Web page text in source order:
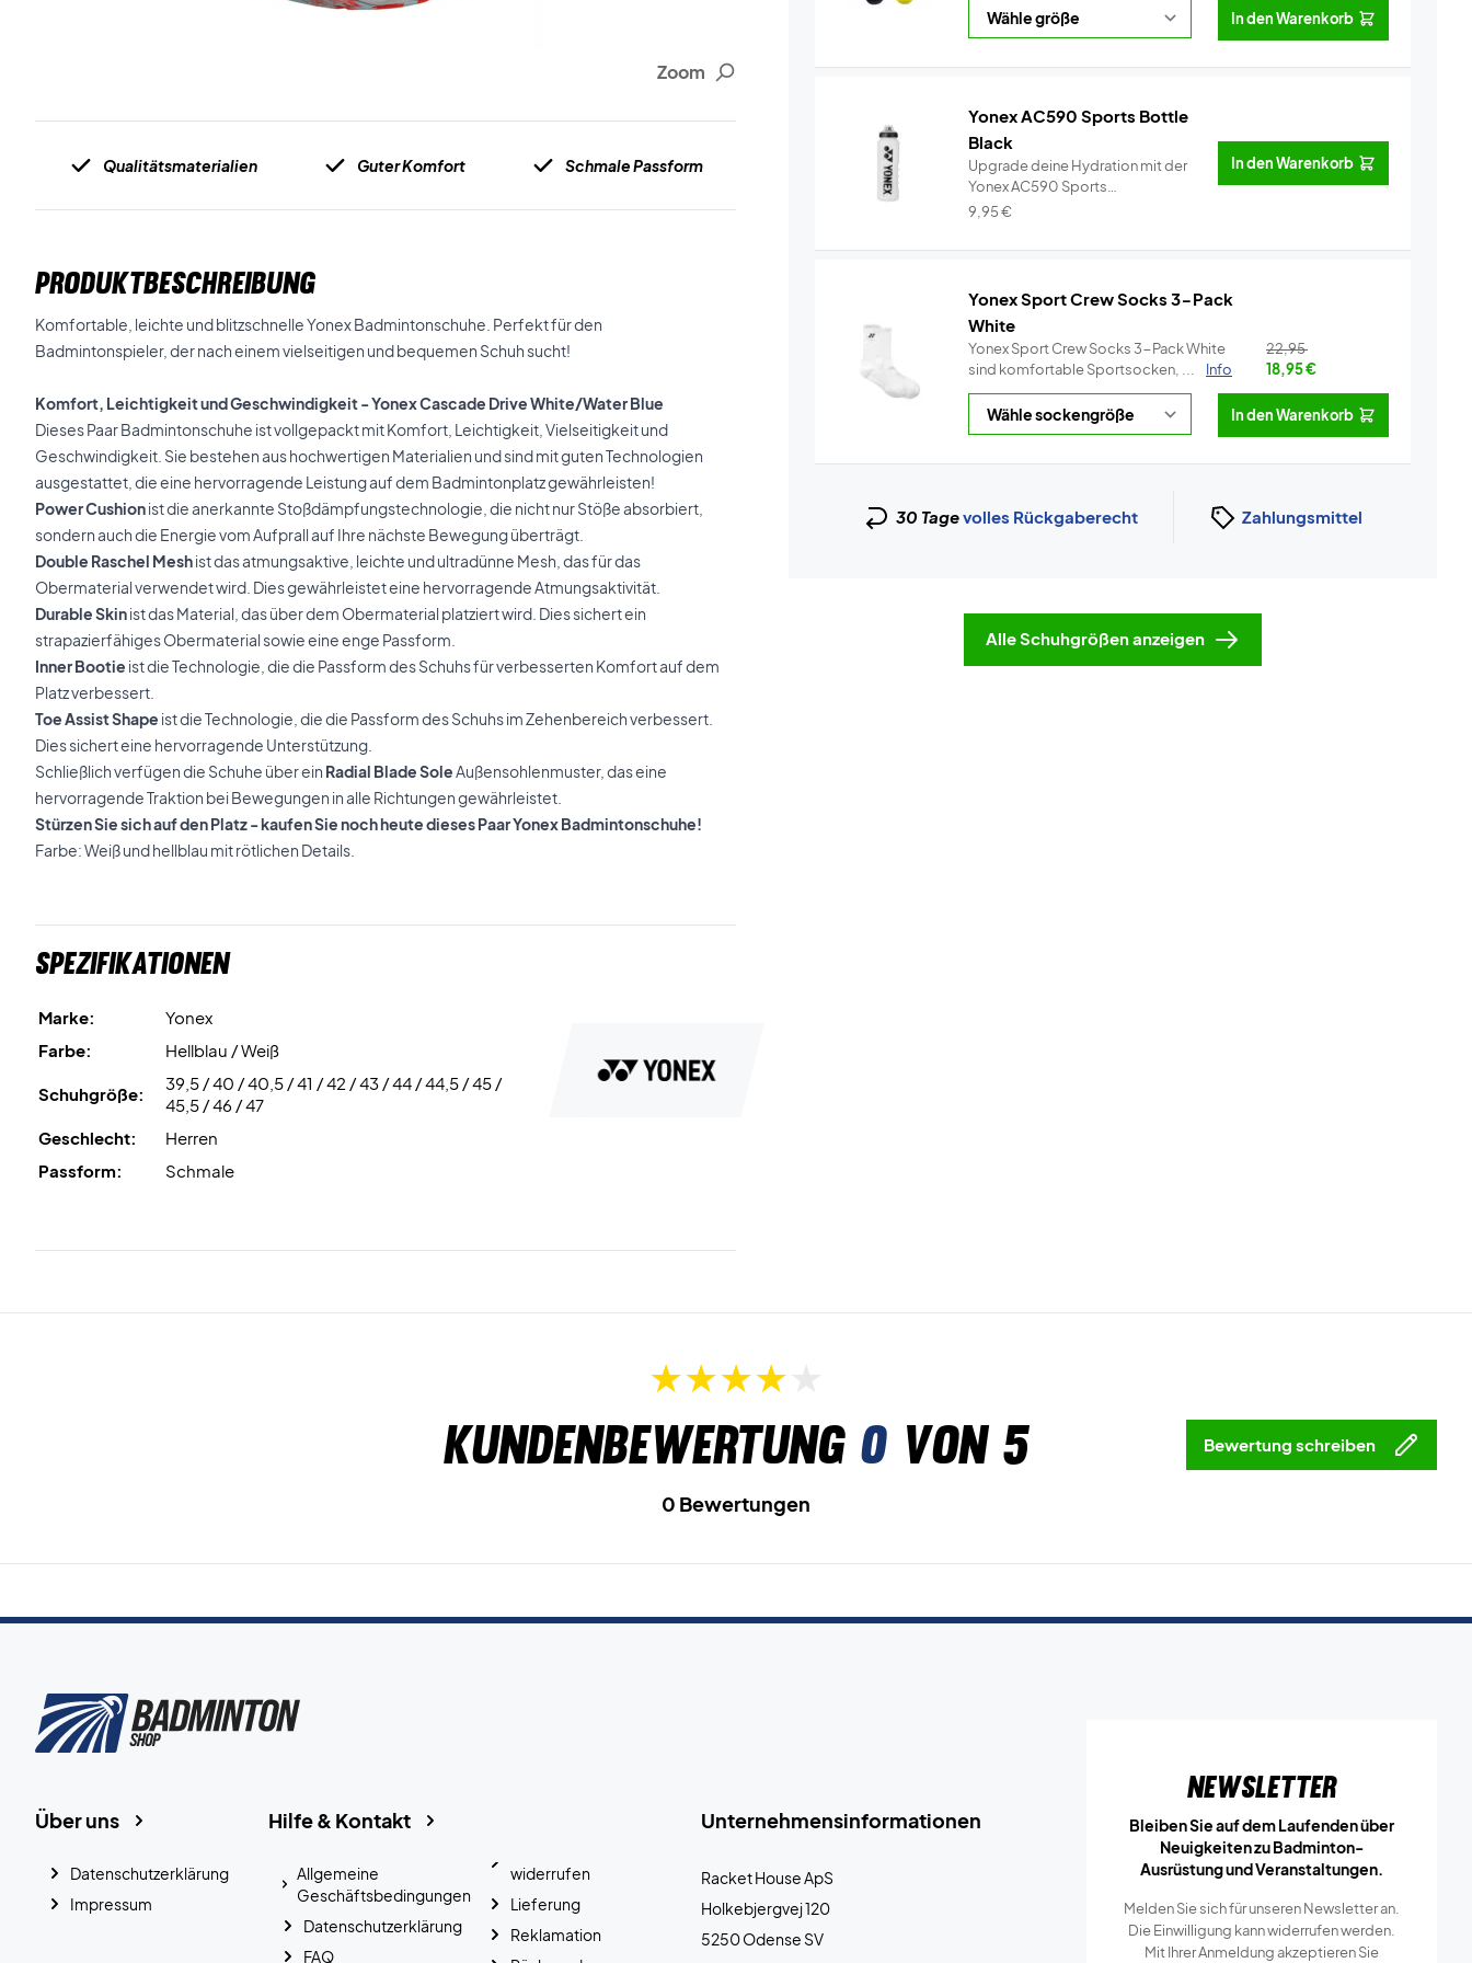
Zoom
Qualitätsmaterialien Guter Komfort Schmale Passform
PRODUKTBESCHREIBUNG
Komfortable, leichte und blitzschnelle Yonex Badmintonschuhe. Perfekt für den
Badmintonspieler, der nach einem vielseitigen und bequemen Schuh sucht!
Komfort, Leichtigkeit und Geschwindigkeit - Yonex Cascade Drive White/Water Blue
Dieses Paar Badmintonschuhe ist vollgepackt mit Komfort, Leichtigkeit, Vielseitigkeit und
Geschwindigkeit. Sie bestehen aus hochwertigen Materialien und sind mit guten Technologien
ausgestattet, die eine hervorragende Leistung auf dem Badmintonplatz gewährleisten!
Power Cushionist die anerkannte Stoßdämpfungstechnologie, die nicht nur Stöße absorbiert,
sondern auch die Energie vom Aufprall auf Ihre nächste Bewegung überträgt.
Double Raschel Meshist das atmungsaktive, leichte und ultradünne Mesh, das für das
Obermaterial verwendet wird. Dies gewährleistet eine hervorragende Atmungsaktivität.
Durable Skinist das Material, das über dem Obermaterial platziert wird. Dies sichert ein
strapazierfähiges Obermaterial sowie eine enge Passform.
Inner Bootie ist die Technologie, die die Passform des Schuhs für verbesserten Komfort auf dem
Platz verbessert.
Toe Assist Shape ist die Technologie, die die Passform des Schuhs im Zehenbereich verbessert.
Dies sichert eine hervorragende Unterstützung.
Schließlich verfügen die Schuhe über ein Radial Blade SoleAußensohlenmuster, das eine
hervorragende Traktion bei Bewegungen in alle Richtungen gewährleistet.
Stürzen Sie sich auf den Platz - kaufen Sie noch heute dieses Paar Yonex Badmintonschuhe!
Farbe: Weiß und hellblau mit rötlichen Details.
Spezifikationen
Marke:
Yonex
Farbe:
Hellblau / Weiß
Schuhgröße:
39,5 / 40 / 40,5 / 41 / 42 / 43 / 44 / 44,5 / 45 /
45,5 / 46 / 47
Geschlecht:
Herren
Passform:
Schmale
In den Warenkorb
Yonex AC590 Sports Bottle
Black
Upgrade deine Hydration mit der
Yonex AC590 Sports
Trinkflasche.Bl...
9,95€
In den Warenkorb
Yonex Sport Crew Socks 3-Pack
White
Yonex Sport Crew Socks 3-Pack White
sind komfortable Sportsocken, ...
Info
22,95
18,95€
In den Warenkorb
30 Tagevolles Rückgaberecht Zahlungsmittel
Alle Schuhgrößen anzeigen
Kundenbewertung 0von 5 Bewertung schreiben
0 Bewertungen
Unternehmensinformationen
Racket House ApS
Holkebjergvej 120
5250 Odense SV
Hilfe & Kontakt
Allgemeine
Geschäftsbedingungen
Datenschutzerklärung
FAQ
widerrufen
Lieferung
Reklamation
Über uns
Datenschutzerklärung
Impressum
Newsletter
Bleiben Sie auf dem Laufenden über
Neuigkeiten zu Badminton-
Ausrüstung und Veranstaltungen.
Melden Sie sich für unseren Newsletter an.
Die Einwilligung kann widerrufen werden.
Mit Ihrer Anmeldung akzeptieren Sie